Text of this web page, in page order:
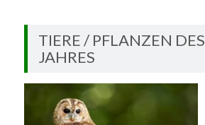
TIERE / PFLANZEN DES
JAHRES